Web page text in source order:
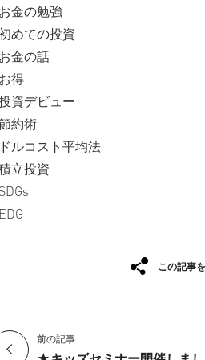
金の勉強⁡
めての投資⁡
金の話⁡
得⁡
資デビュー⁡
約術
ルコスト平均法
立投資
この記事
前の記事